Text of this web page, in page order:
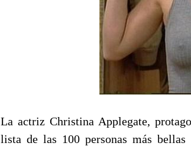
La actriz Christina Applegate,
lista de las 100 personas más